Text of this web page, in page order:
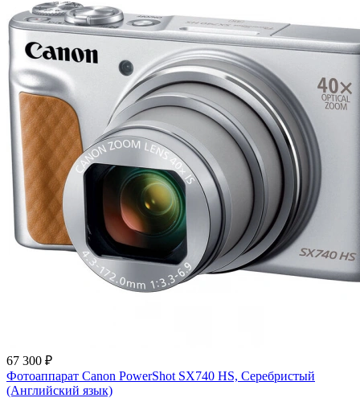
67 300 ₽
Фотоаппарат Canon PowerShot SX740 HS, Серебристый
(Английский язык)